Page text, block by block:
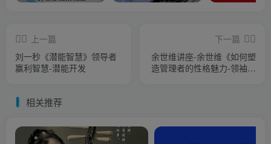
上一篇
刘一秒《潜能智慧》领导者
赢利智慧-潜能开发
下一篇
余世维讲座-余世维《如何塑
造管理者的性格魅力-领袖性
相关推荐